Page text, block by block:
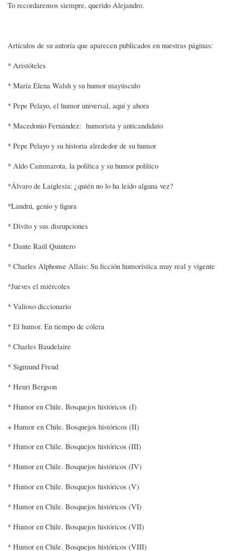
To recordaremos siempre, querido Alejandro.
Artículos de su autoría que aparecen publicados en nuestras páginas:
* Aristóteles
* María Elena Walsh y su humor mayúsculo
* Pepe Pelayo, el humor universal, aquí y ahora
* Macedonio Fernández: humorista y anticandidato
* Pepe Pelayo y su historia alrededor de su humor
* Aldo Cammarota, la política y su humor político
*Álvaro de Laiglesia: ¿quién no lo ha leído alguna vez?
*Landrú, genio y figura
* Divito y sus disrupciones
* Dante Raúl Quintero
* Charles Alphonse Allais: Su ficción humorística muy real y vigente
*Jueves el miércoles
* Valioso diccionario
* El humor. En tiempo de cólera
* Charles Baudelaire
* Sigmund Freud
* Henri Bergson
* Humor en Chile. Bosquejos históricos (I)
+ Humor en Chile. Bosquejos históricos (II)
* Humor en Chile. Bosquejos históricos (III)
* Humor en Chile. Bosquejos históricos (IV)
* Humor en Chile. Bosquejos históricos (V)
* Humor en Chile. Bosquejos históricos (VI)
* Humor en Chile. Bosquejos históricos (VII)
* Humor en Chile. Bosquejos históricos (VIII)